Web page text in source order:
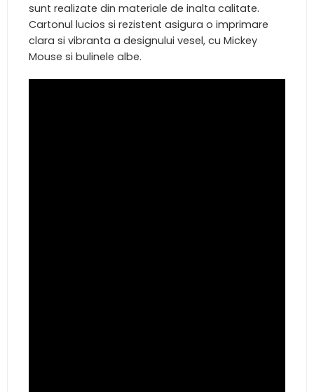
sunt realizate din materiale de inalta calitate.
Cartonul lucios si rezistent asigura o imprimare
clara si vibranta a designului vesel, cu Mickey
Mouse si bulinele albe.